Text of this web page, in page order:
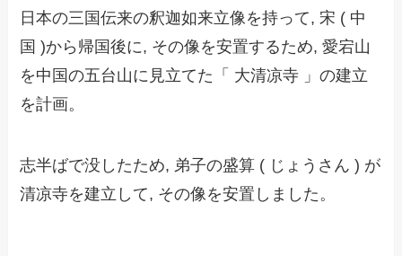
日本の三国伝来の釈迦如来立像を持って, 宋 ( 中
国 )から帰国後に, その像を安置するため, 愛宕山
を中国の五台山に見立てた「 大清凉寺 」の建立
を計画。
志半ばで没したため, 弟子の盛算 ( じょうさん ) が
清凉寺を建立して, その像を安置しました。